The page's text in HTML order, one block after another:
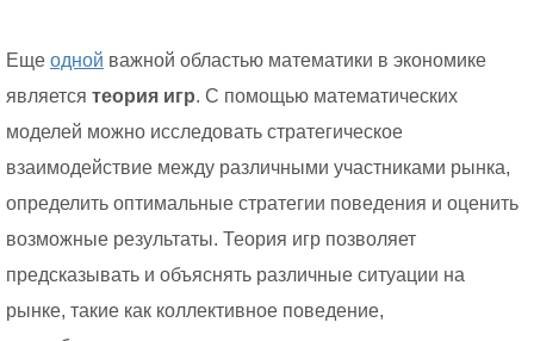
Еще одной важной областью математики в экономике
является теория игр. С помощью математических
моделей можно исследовать стратегическое
взаимодействие между различными участниками рынка,
определить оптимальные стратегии поведения и оценить
возможные результаты. Теория игр позволяет
предсказывать и объяснять различные ситуации на
рынке, такие как коллективное поведение,